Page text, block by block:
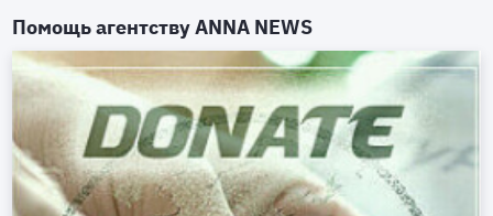
Помощь агентствуANNA NEWS